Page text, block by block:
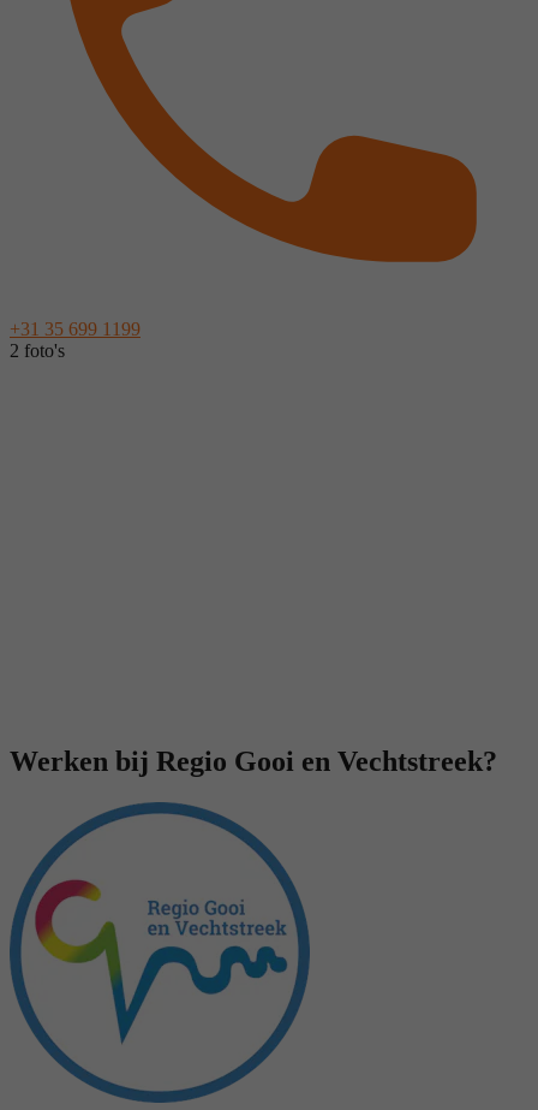
+31 35 699 1199
2 foto's
Werken bij Regio Gooi en Vechtstreek?